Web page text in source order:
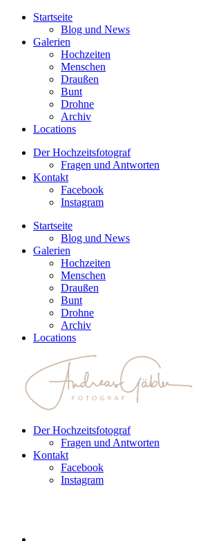
Startseite
Blog und News
Galerien
Hochzeiten
Menschen
Draußen
Bunt
Drohne
Archiv
Locations
Der Hochzeitsfotograf
Fragen und Antworten
Kontakt
Facebook
Instagram
Startseite
Blog und News
Galerien
Hochzeiten
Menschen
Draußen
Bunt
Drohne
Archiv
Locations
Der Hochzeitsfotograf
Fragen und Antworten
Kontakt
Facebook
Instagram